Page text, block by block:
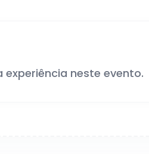
neste evento.